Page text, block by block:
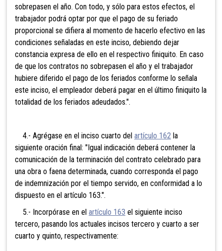
sobrepasen el año. Con todo, y sólo para estos efectos, el
trabajador podrá optar por que el pago de su feriado
proporcional se difiera al momento de hacerlo efectivo en las
condiciones señaladas en este inciso, debiendo dejar
constancia expresa de ello en el respectivo finiquito. En caso
de que los contratos no sobrepasen el año y el trabajador
hubiere diferido el pago de los feriados conforme lo señala
este inciso, el empleador deberá pagar en el último finiquito la
totalidad de los feriados adeudados.".
4.- Agrégase en el inciso cuarto del artículo 162 la
siguiente oración final: "Igual indicación deberá contener la
comunicación de la terminación del contrato celebrado para
una obra o faena determinada, cuando corresponda el pago
de indemnización por el tiempo servido, en conformidad a lo
dispuesto en el artículo 163.".
5.- Incorpórase en el artículo 163 el siguiente inciso
tercero, pasando los actuales incisos tercero y cuarto a ser
cuarto y quinto, respectivamente: